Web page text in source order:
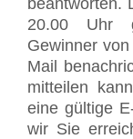
20.00 Uhr
Gewinner
Mail
mitteilen
eine gültige
wir Sie